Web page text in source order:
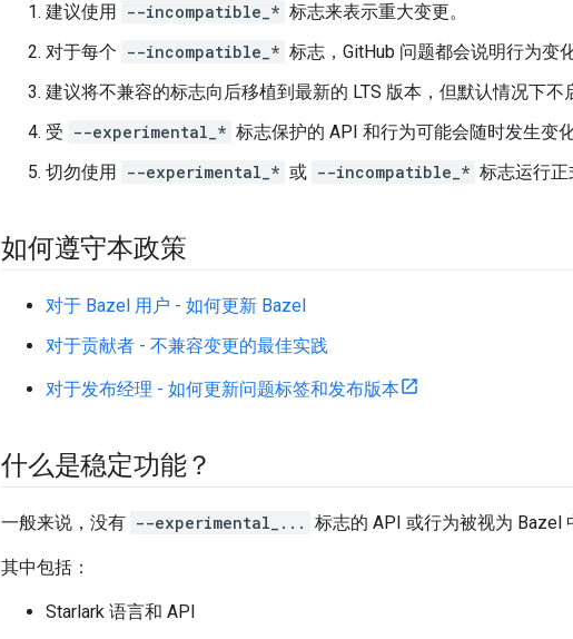
建议使用 --incompatible_* 标志来表示重大变更。
对于每个 --incompatible_* 标志，GitHub 问题都会说明行为变
建议将不兼容的标志向后移植到最新的 LTS 版本，但默认情况下不
受 --experimental_* 标志保护的 API 和行为可能会随时发生变化
切勿使用 --experimental_* 或 --incompatible_* 标志运行正
如何遵守本政策
对于 Bazel 用户 - 如何更新 Bazel
对于贡献者 - 不兼容变更的最佳实践
对于发布经理 - 如何更新问题标签和发布版本
什么是稳定功能？
一般来说，没有 --experimental_... 标志的 API 或行为被视为 Bazel
其中包括：
Starlark 语言和 API